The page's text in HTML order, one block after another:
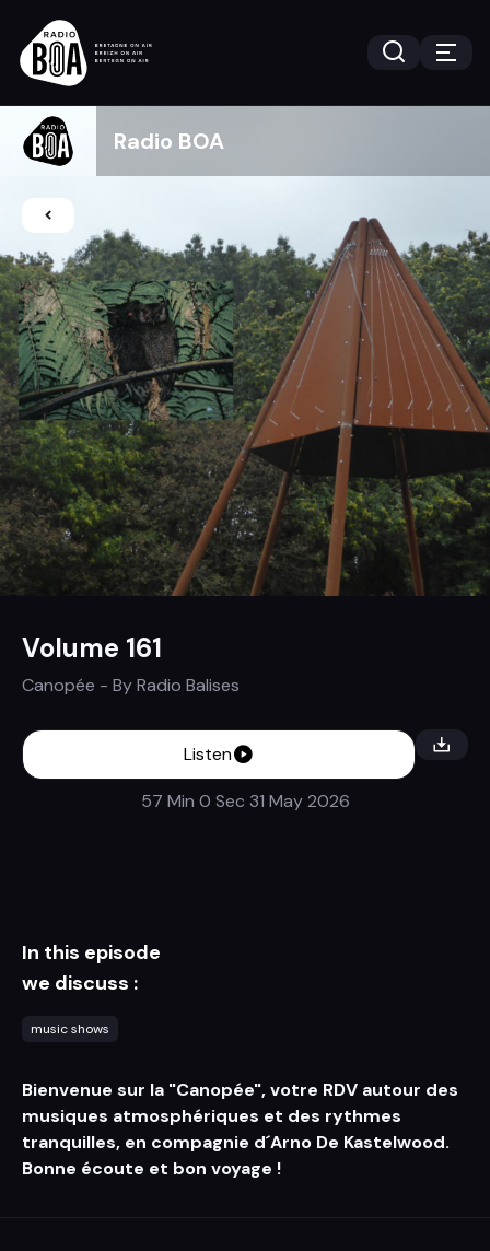
Radio BOA
Volume 161
Canopée - ByRadio Balises
Listen
57 Min 0 Sec 31 May 2026
In this episode
we discuss :
music shows
Bienvenue sur la "Canopée", votre RDV autour des
musiques atmosphériques et des rythmes
tranquilles, en compagnie d´Arno De Kastelwood.
Bonne écoute et bon voyage !